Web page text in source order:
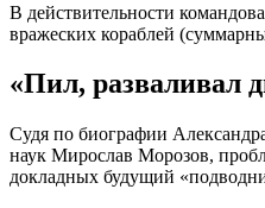
В действительности
вражеских кораблей
«Пил, разваливал
Судя по биографии
наук Мирослав Морозов,
докладных будущий